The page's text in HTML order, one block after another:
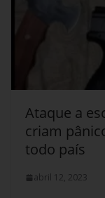
Ataque a
criam
todo país
abril 12, 2023